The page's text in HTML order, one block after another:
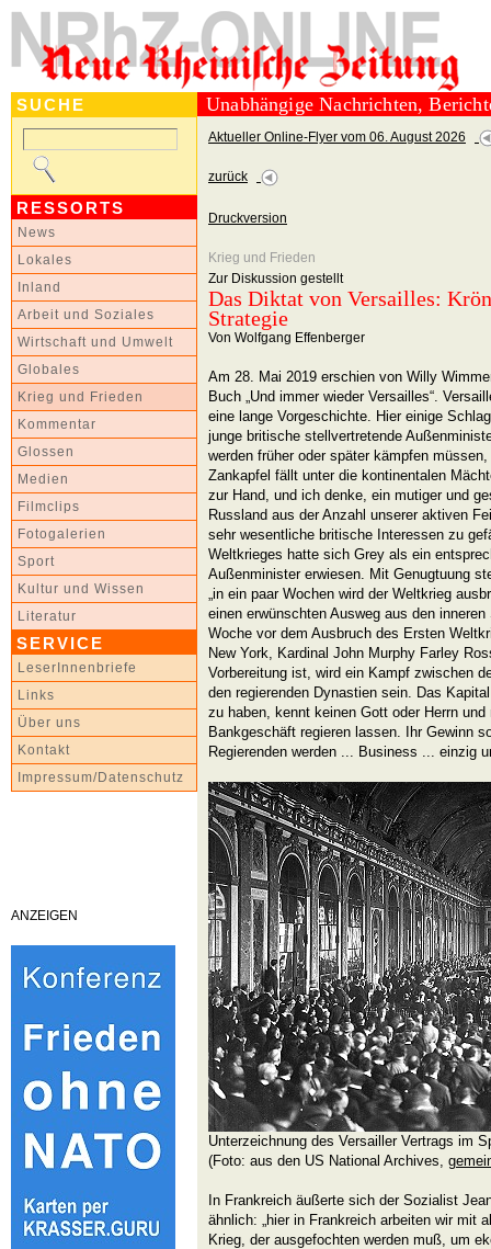
SUCHE
RESSORTS
News
Lokales
Inland
Arbeit und Soziales
Wirtschaft und Umwelt
Globales
Krieg und Frieden
Kommentar
Glossen
Medien
Filmclips
Fotogalerien
Sport
Kultur und Wissen
Literatur
SERVICE
LeserInnenbriefe
Links
Über uns
Kontakt
Impressum/Datenschutz
ANZEIGEN
Unabhängige Nachrichten,
Aktueller Online-Flyer vom 06. August 2026
zurück
Druckversion
Krieg und Frieden
Zur Diskussion gestellt
Das Diktat von Versailles:
Strategie
Von Wolfgang Effenberger
Am 28. Mai 2019 erschien von Willy
Buch „Und immer wieder Versailles“.
eine lange Vorgeschichte. Hier einige
junge britische stellvertretende
werden früher oder später kämpfen
Zankapfel fällt unter die kontinentalen
zur Hand, und ich denke, ein mutiger und
Russland aus der Anzahl unserer aktiven
sehr wesentliche britische Interessen zu
Weltkrieges hatte sich Grey als ein
Außenminister erwiesen. Mit Genugtuung
„in ein paar Wochen wird der Weltkrieg
einen erwünschten Ausweg aus den
Woche vor dem Ausbruch des Ersten
New York, Kardinal John Murphy Farley
Vorbereitung ist, wird ein Kampf zwischen
den regierenden Dynastien sein. Das
zu haben, kennt keinen Gott oder Herrn
Bankgeschäft regieren lassen. Ihr Gewinn
Regierenden werden ... Business ... einzig
Unterzeichnung des Versailler Vertrags im
(Foto: aus den US National Archives,
In Frankreich äußerte sich der Sozialist
ähnlich: „hier in Frankreich arbeiten wir mit
Krieg, der ausgefochten werden muß, um